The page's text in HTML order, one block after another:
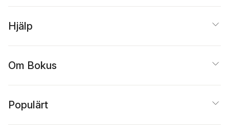
Hjälp
Om Bokus
Populärt